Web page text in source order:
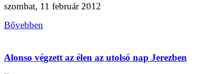
szombat, 11 február 2012
Bővebben
Alonso végzett az élen az utolsó nap Jerezben